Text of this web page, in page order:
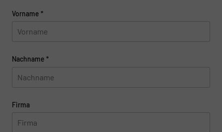
Vorname *
Nachname *
Firma